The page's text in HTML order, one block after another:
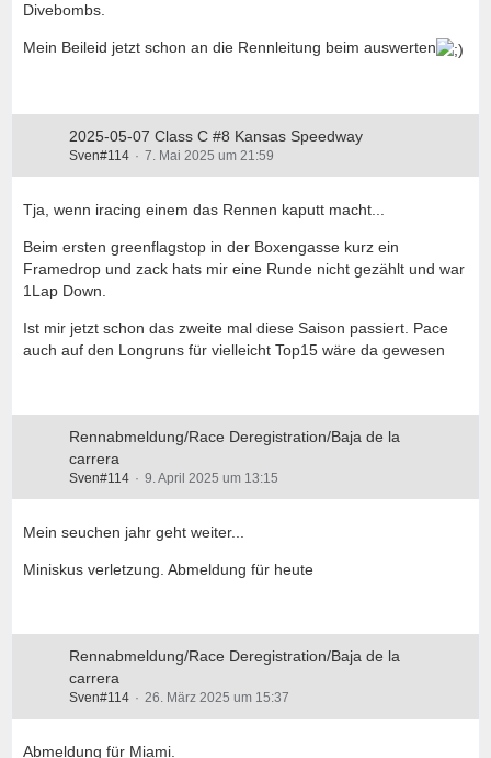
Divebombs.
Mein Beileid jetzt schon an die Rennleitung beim auswerten
2025-05-07 Class C #8 Kansas Speedway
Sven#114 7. Mai 2025 um 21:59
Tja, wenn iracing einem das Rennen kaputt macht...
Beim ersten greenflagstop in der Boxengasse kurz ein
Framedrop und zack hats mir eine Runde nicht gezählt und war
1Lap Down.
Ist mir jetzt schon das zweite mal diese Saison passiert. Pace
auch auf den Longruns für vielleicht Top15 wäre da gewesen
Rennabmeldung/Race Deregistration/Baja de la
carrera
Sven#114 9. April 2025 um 13:15
Mein seuchen jahr geht weiter...
Miniskus verletzung. Abmeldung für heute
Rennabmeldung/Race Deregistration/Baja de la
carrera
Sven#114 26. März 2025 um 15:37
Abmeldung für Miami.